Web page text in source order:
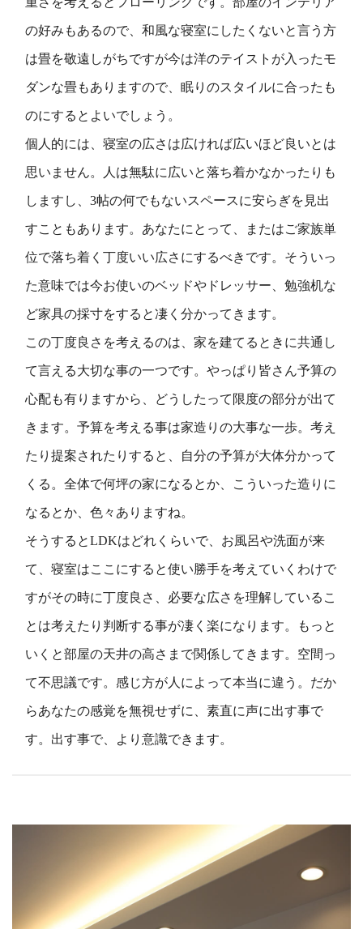
の好みもあるので、和風な寝室にしたくないと言う方
は畳を敬遠しがちですが今は洋のテイストが入ったモ
ダンな畳もありますので、眠りのスタイルに合ったも
のにするとよいでしょう。
個人的には、寝室の広さは広ければ広いほど良いとは
思いません。人は無駄に広いと落ち着かなかったりも
しますし、3帖の何でもないスペースに安らぎを見出
すこともあります。あなたにとって、またはご家族単
位で落ち着く丁度いい広さにするべきです。そういっ
た意味では今お使いのベッドやドレッサー、勉強机な
ど家具の採寸をすると凄く分かってきます。
この丁度良さを考えるのは、家を建てるときに共通し
て言える大切な事の一つです。やっぱり皆さん予算の
心配も有りますから、どうしたって限度の部分が出て
きます。予算を考える事は家造りの大事な一歩。考え
たり提案されたりすると、自分の予算が大体分かって
くる。全体で何坪の家になるとか、こういった造りに
なるとか、色々ありますね。
そうするとLDKはどれくらいで、お風呂や洗面が来
て、寝室はここにすると使い勝手を考えていくわけで
すがその時に丁度良さ、必要な広さを理解しているこ
とは考えたり判断する事が凄く楽になります。もっと
いくと部屋の天井の高さまで関係してきます。空間っ
て不思議です。感じ方が人によって本当に違う。だか
らあなたの感覚を無視せずに、素直に声に出す事で
す。出す事で、より意識できます。